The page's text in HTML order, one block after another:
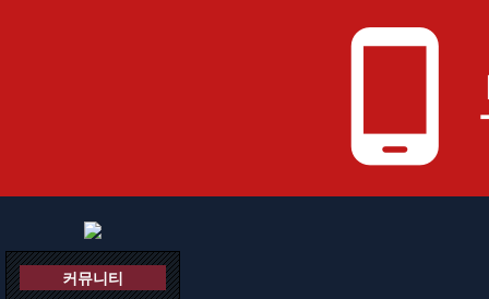
phone_android
커뮤니티